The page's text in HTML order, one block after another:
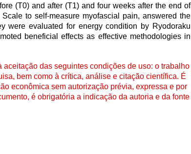
(T0) and after (T1) and four weeks after the end of
to self-measure myofascial pain, answered the
were evaluated for energy condition by Ryodoraku
beneficial effects as effective methodologies in
das seguintes condições de uso: o trabalho
bem como à crítica, análise e citação científica. É
econômica sem autorização prévia, expressa e por
é obrigatória a indicação da autoria e da fonte